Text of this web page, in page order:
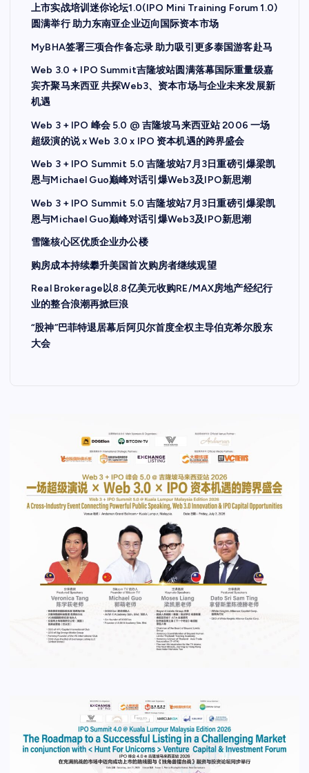
上市实战培训迷你论坛1.0(IPO Mini Training Forum 1.0)
圆满举行 助力东南亚企业迈向国际资本市场
MyBHA签署三项合作备忘录 助力吸引更多泰国游客赴马
Web 3.0 + IPO Summit吉隆坡站圆满落幕国际重量级嘉
宾齐聚马来西亚 共探Web3、资本市场与企业未来发展新
机遇
Web 3 + IPO 峰会 5.0 @ 吉隆坡马来西亚站 2006 一场
超级演的说 x Web 3.0 x IPO 资本机遇的跨界盛会
Web 3 + IPO Summit 5.0 吉隆坡站7月3日重磅引爆梁凯
恩与Michael Guo巅峰对话引爆Web3及IPO新思潮
Web 3 + IPO Summit 5.0 吉隆坡站7月3日重磅引爆梁凯
恩与Michael Guo巅峰对话引爆Web3及IPO新思潮
雪隆核心区优质企业办公楼
购房成本持续攀升美国首次购房者继续观望
Real Brokerage以8.8亿美元收购RE/MAX房地产经纪行
业的整合浪潮再掀巨浪
“股神”巴菲特退居幕后阿贝尔首度全权主导伯克希尔股东
大会